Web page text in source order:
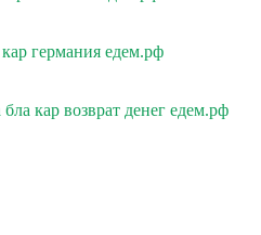
германия едем.рф
кар возврат денег едем.рф